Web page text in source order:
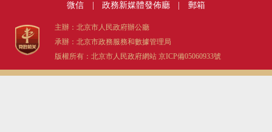
微信 政務新媒體發佈廳 郵箱
主辦：北京市人民政府辦公廳
承辦：北京市政務服務和數據管理局
版權所有：北京市人民政府網站 京ICP備05060933號